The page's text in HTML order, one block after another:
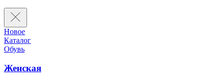
Новое
Каталог
Обувь
Женская